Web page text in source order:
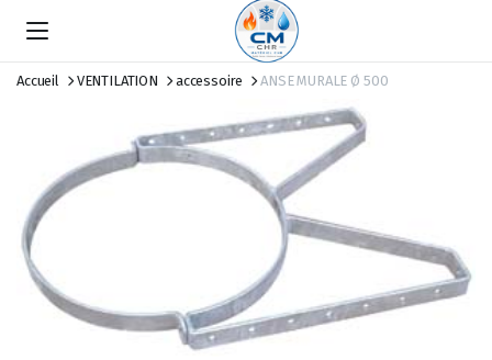
Accueil VENTILATION accessoire ANSE MURALE Ø 500